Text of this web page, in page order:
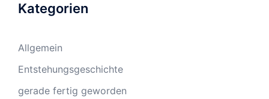
Kategorien
Allgemein
Entstehungsgeschichte
gerade fertig geworden